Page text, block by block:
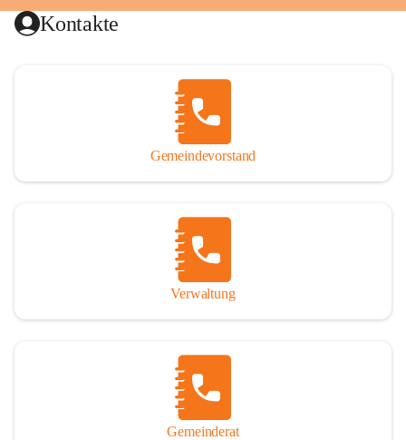
Kontakte
Gemeindevorstand
Verwaltung
Gemeinderat